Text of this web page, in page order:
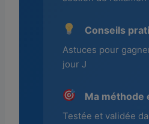
Conseils
Astuces pour
jour J
Ma méthode
Testée et validée